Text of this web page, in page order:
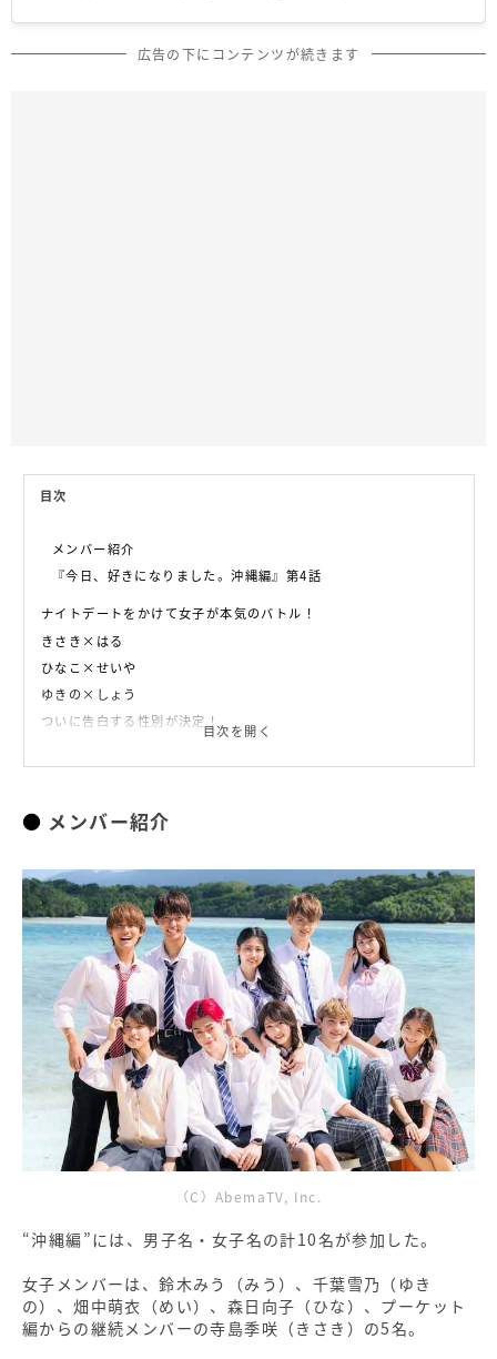
広告の下にコンテンツが続きます
目次
メンバー紹介
『今日、好きになりました。沖縄編』第4話
ナイトデートをかけて女子が本気のバトル！
きさき×はる
ひなこ×せいや
ゆきの×しょう
ついに告白する性別が決定！
『今日、好きになりました。沖縄編』
目次を開く
メンバー紹介
（C）AbemaTV, Inc.
“沖縄編”には、男子名・女子名の計10名が参加した。
女子メンバーは、鈴木みう（みう）、千葉雪乃（ゆき
の）、畑中萌衣（めい）、森日向子（ひな）、プーケット
編からの継続メンバーの寺島季咲（きさき）の5名。